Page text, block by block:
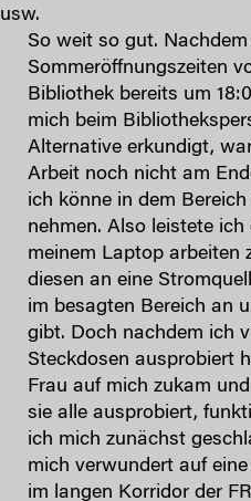
usw.
So weit so gut. Nachdem
Sommeröffnungszeiten
Bibliothek bereits um
mich beim
Alternative erkundigt,
Arbeit noch nicht am
ich könne in dem
nehmen. Also leistete ich
meinem Laptop arbeiten
diesen an eine
im besagten Bereich an
gibt. Doch nachdem ich
Steckdosen ausprobiert
Frau auf mich zukam
sie alle ausprobiert,
ich mich zunächst
mich verwundert auf
im langen Korridor der